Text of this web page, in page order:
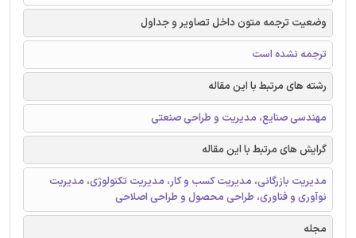
وضعیت ترجمه متون داخل تصاویر و جداول
ترجمه نشده است
رشته های مرتبط با این مقاله
مهندسی صنایع، مدیریت و طراحی صنعتی
گرایش های مرتبط با این مقاله
مدیریت بازرگانی، مدیریت کسب و کار، مدیریت تکنولوژی، مدیریت
نوآوری و فناوری، طراحی محصول و طراحی اصلاحی
مجله